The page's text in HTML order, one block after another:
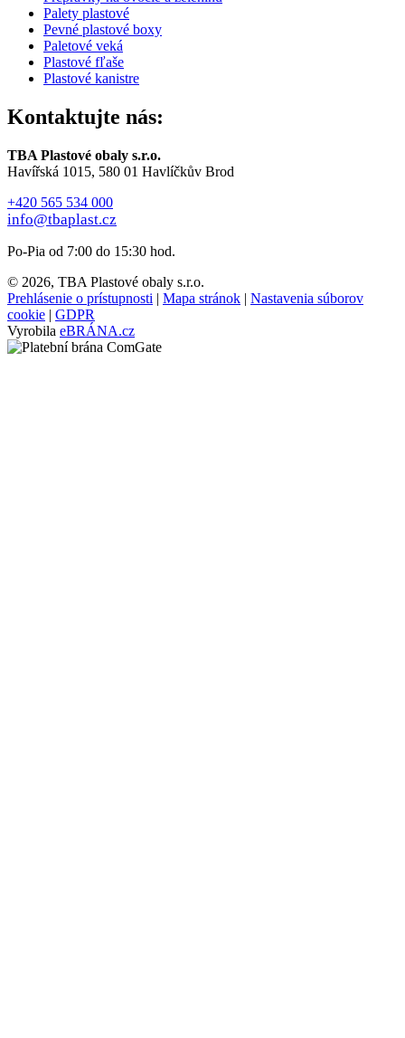
Palety plastové
Pevné plastové boxy
Paletové veká
Plastové fľaše
Plastové kanistre
Kontaktujte nás:
TBA Plastové obaly s.r.o.
Havířská 1015, 580 01 Havlíčkův Brod
+420 565 534 000
info@tbaplast.cz
Po-Pia od 7:00 do 15:30 hod.
© 2026, TBA Plastové obaly s.r.o.
Prehlásenie o prístupnosti | Mapa stránok | Nastavenia súborov
cookie | GDPR
Vyrobila eBRÁNA.cz